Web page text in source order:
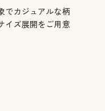
でカジュアルな柄
イズ展開をご用意